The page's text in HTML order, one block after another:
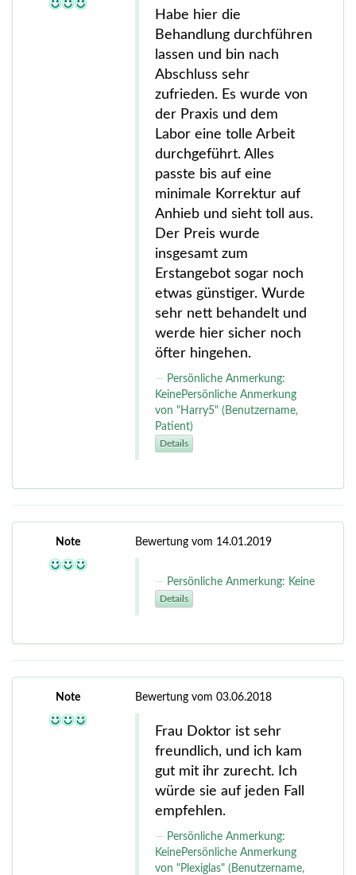
Habe hier die
Behandlung durchführen
lassen und bin nach
Abschluss sehr
zufrieden. Es wurde von
der Praxis und dem
Labor eine tolle Arbeit
durchgeführt. Alles
passte bis auf eine
minimale Korrektur auf
Anhieb und sieht toll aus.
Der Preis wurde
insgesamt zum
Erstangebot sogar noch
etwas günstiger. Wurde
sehr nett behandelt und
werde hier sicher noch
öfter hingehen.
Persönliche Anmerkung:
KeinePersönliche Anmerkung
von "Harry5" (Benutzername,
Patient)
Details
Note Bewertung vom 14.01.2019
Persönliche Anmerkung: Keine
Details
Note Bewertung vom 03.06.2018
Frau Doktor ist sehr
freundlich, und ich kam
gut mit ihr zurecht. Ich
würde sie auf jeden Fall
empfehlen.
Persönliche Anmerkung:
KeinePersönliche Anmerkung
von "Plexiglas" (Benutzername,